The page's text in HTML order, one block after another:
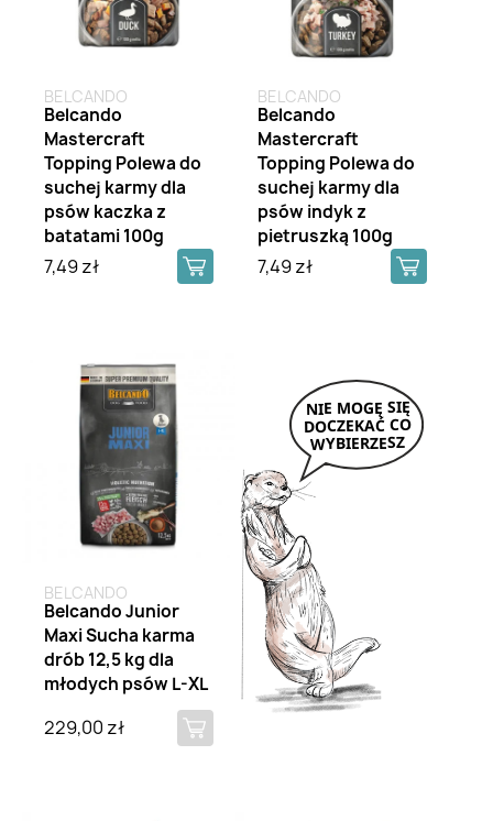
BELCANDO
Belcando
Mastercraft
Topping Polewa do
suchej karmy dla
psów kaczka z
batatami 100g
7,49 zł
BELCANDO
Belcando
Mastercraft
Topping Polewa do
suchej karmy dla
psów indyk z
pietruszką 100g
7,49 zł
BELCANDO
Belcando Junior
Maxi Sucha karma
drób 12,5 kg dla
młodych psów L-XL
229,00 zł